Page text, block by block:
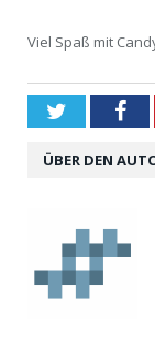
Viel Spaß mit
Twitter
ÜBER DEN